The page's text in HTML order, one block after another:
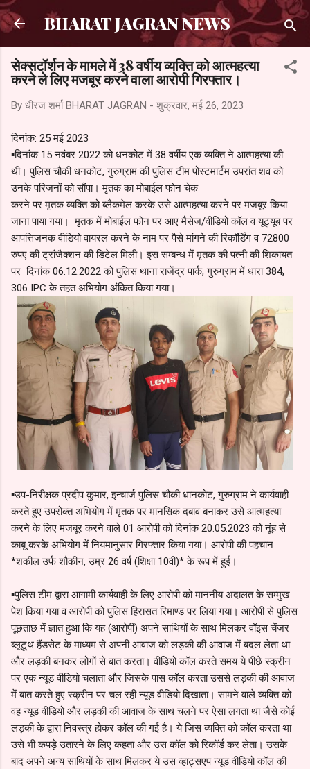
सीधे मुख्य सामग्री पर जाएं
BHARAT JAGRAN NEWS
सेक्सटॉर्शन के मामले में 38 वर्षीय व्यक्ति को आत्महत्या
करने ले लिए मजबूर करने वाला आरोपी गिरफ्तार।
By धीरज शर्माBHARAT JAGRAN - शुक्रवार, मई 26, 2023
दिनांक: 25 मई 2023
▪️दिनांक 15 नवंबर 2022 को धनकोट में 38 वर्षीय एक व्यक्ति ने आत्महत्या की
थी। पुलिस चौकी धनकोट, गुरुग्राम की पुलिस टीम पोस्टमार्टम उपरांत शव को
उनके परिजनों को सौंपा। मृतक का मोबाईल फोन चेक
करने पर मृतक व्यक्ति को ब्लैकमेल करके उसे आत्महत्या करने पर मजबूर किया
जाना पाया गया। मृतक में मोबाईल फोन पर आए मैसेज/वीडियो कॉल व यूट्यूब पर
आपत्तिजनक वीडियो वायरल करने के नाम पर पैसे मांगने की रिकॉर्डिंग व‌ 72800
रुपए की ट्रांजैक्शन की डिटेल मिली। इस सम्बन्ध में मृतक की पत्नी की शिकायत
पर दिनांक 06.12.2022 को पुलिस थाना राजेंद्र पार्क, गुरुग्राम में धारा 384,
306 IPC के तहत अभियोग अंकित किया गया।
▪️उप-निरीक्षक प्रदीप कुमार, इन्चार्ज पुलिस चौकी धानकोट, गुरुग्राम ने कार्यवाही
करते हुए उपरोक्त अभियोग में मृतक पर मानसिक दबाव बनाकर उसे आत्महत्या
करने के लिए मजबूर करने वाले 01 आरोपी को दिनांक 20.05.2023 को नूंह से
काबू करके अभियोग में नियमानुसार गिरफ्तार किया गया। आरोपी की पहचान
*शकील उर्फ शौकीन, उम्र 26 वर्ष (शिक्षा 10वीं)* के रूप में हुई।
▪️पुलिस टीम द्वारा आगामी कार्यवाही के लिए आरोपी को माननीय अदालत के सम्मुख
पेश किया गया व आरोपी को पुलिस हिरासत रिमाण्ड पर लिया गया। आरोपी से पुलिस
पूछताछ में ज्ञात हुआ कि यह (आरोपी) अपने साथियों के साथ मिलकर वॉइस चेंजर
ब्लूटूथ‌ हैंडसेट के माध्यम से अपनी आवाज को लड़की की आवाज में बदल लेता था
और लड़की बनकर लोगों से बात करता। वीडियो कॉल करते समय ये पीछे स्क्रीन
पर एक न्यूड वीडियो चलाता और जिसके पास कॉल करता उससे लड़की की आवाज
में बात करते हुए स्क्रीन पर चल रही न्यूड वीडियो दिखाता। सामने वाले व्यक्ति को
वह न्यूड वीडियो और लड़की की आवाज के साथ चलने पर ऐसा लगता था जैसे कोई
लड़की के द्वारा निवस्त्र होकर कॉल की गई है। ये जिस व्यक्ति को कॉल करता था
उसे भी कपड़े उतारने के लिए कहता और उस कॉल को रिकॉर्ड कर लेता। उसके
बाद अपने अन्य साथियों के साथ मिलकर ये उस व्हाट्सएप न्यूड वीडियो कॉल की